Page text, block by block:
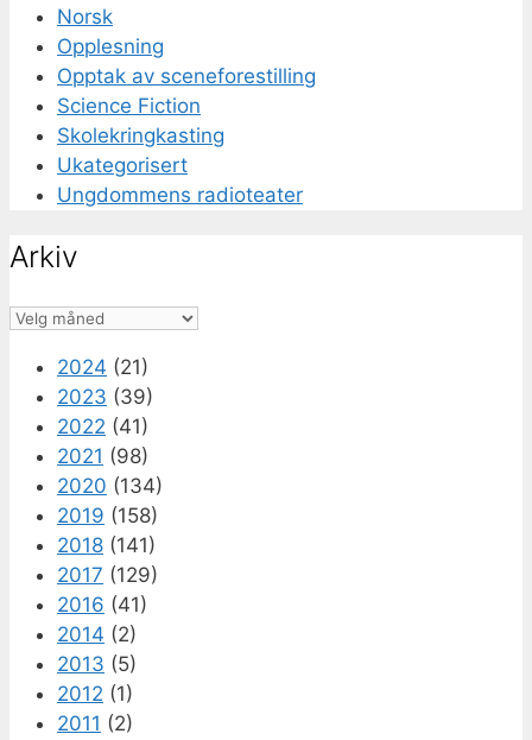
Norsk
Opplesning
Opptak av sceneforestilling
Science Fiction
Skolekringkasting
Ukategorisert
Ungdommens radioteater
Arkiv
Arkiv
2024 (21)
2023 (39)
2022 (41)
2021 (98)
2020 (134)
2019 (158)
2018 (141)
2017 (129)
2016 (41)
2014 (2)
2013 (5)
2012 (1)
2011 (2)